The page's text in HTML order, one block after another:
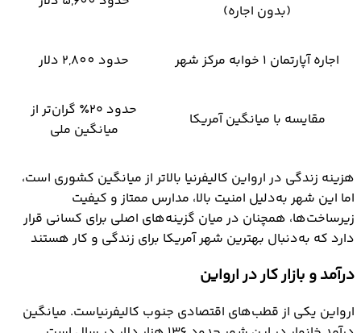
(بدون اجاره)
اجاره آپارتمان ۱ خوابه مرکز شهر حدود 2,800 دلار
مقایسه با میانگین آمریکا
حدود ۲۰٪ گران‌تر از
میانگین ملی
هزینه زندگی در ارواین کالیفرنیا بالاتر از میانگین کشوری است،
اما این شهر به‌دلیل امنیت بالا، مدارس ممتاز و کیفیت
زیرساخت‌ها، همچنان در میان گزینه‌های اصلی برای کسانی قرار
دارد که به‌دنبال بهترین شهر آمریکا برای زندگی و کار هستند
درآمد و بازار کار در ارواین
ارواین یکی از قطب‌های اقتصادی جنوب کالیفرنیاست. میانگین